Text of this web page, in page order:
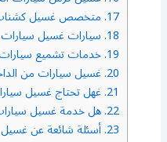
17. متخصص غسيل كشنات
18. سيارات غسيل سيارات
19. خدمات تشميع
20. غسيل سيارات من
21. غهل تحتاج غسيل
22. هل خدمة غسيل
23. أسئلة شائعة عن